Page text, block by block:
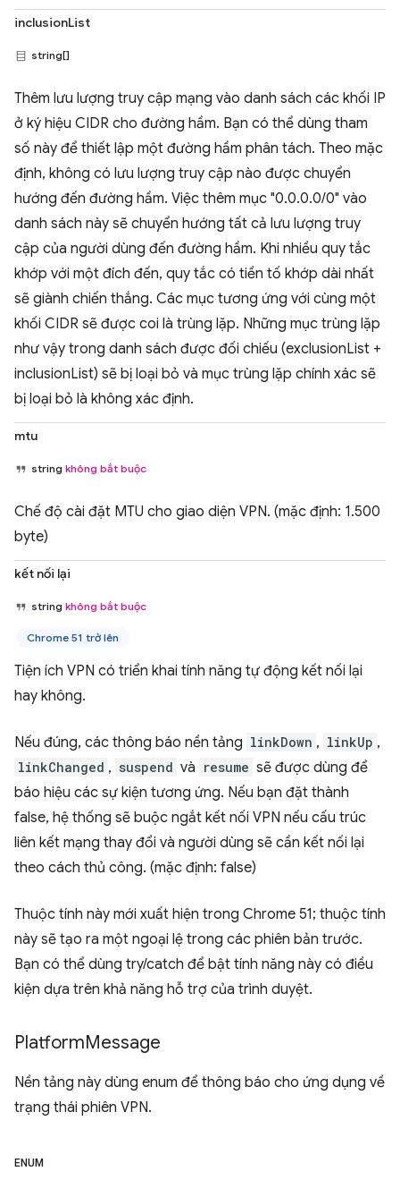
inclusionList
string[]
Thêm lưu lượng truy cập mạng vào danh sách các khối IP
ở ký hiệu CIDR cho đường hầm. Bạn có thể dùng tham
số này để thiết lập một đường hầm phân tách. Theo mặc
định, không có lưu lượng truy cập nào được chuyển
hướng đến đường hầm. Việc thêm mục "0.0.0.0/0" vào
danh sách này sẽ chuyển hướng tất cả lưu lượng truy
cập của người dùng đến đường hầm. Khi nhiều quy tắc
khớp với một đích đến, quy tắc có tiền tố khớp dài nhất
sẽ giành chiến thắng. Các mục tương ứng với cùng một
khối CIDR sẽ được coi là trùng lặp. Những mục trùng lặp
như vậy trong danh sách được đối chiếu (exclusionList +
inclusionList) sẽ bị loại bỏ và mục trùng lặp chính xác sẽ
bị loại bỏ là không xác định.
mtu
string không bắt buộc
Chế độ cài đặt MTU cho giao diện VPN. (mặc định: 1.500
byte)
kết nối lại
string không bắt buộc
Chrome 51 trở lên
Tiện ích VPN có triển khai tính năng tự động kết nối lại
hay không.
Nếu đúng, các thông báo nền tảng linkDown , linkUp ,
linkChanged , suspend và resume sẽ được dùng để
báo hiệu các sự kiện tương ứng. Nếu bạn đặt thành
false, hệ thống sẽ buộc ngắt kết nối VPN nếu cấu trúc
liên kết mạng thay đổi và người dùng sẽ cần kết nối lại
theo cách thủ công. (mặc định: false)
Thuộc tính này mới xuất hiện trong Chrome 51; thuộc tính
này sẽ tạo ra một ngoại lệ trong các phiên bản trước.
Bạn có thể dùng try/catch để bật tính năng này có điều
kiện dựa trên khả năng hỗ trợ của trình duyệt.
PlatformMessage
Nền tảng này dùng enum để thông báo cho ứng dụng về
trạng thái phiên VPN.
ENUM